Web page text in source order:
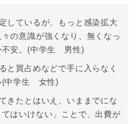
しているが、もっと感染拡大
の意識が強くなり、無くなっ
安。 (中学生 男性)
と買占めなどで手に入らなく
(中学生 女性)
きたとはいえ、いままでにな
はいけない」ことで、出費が